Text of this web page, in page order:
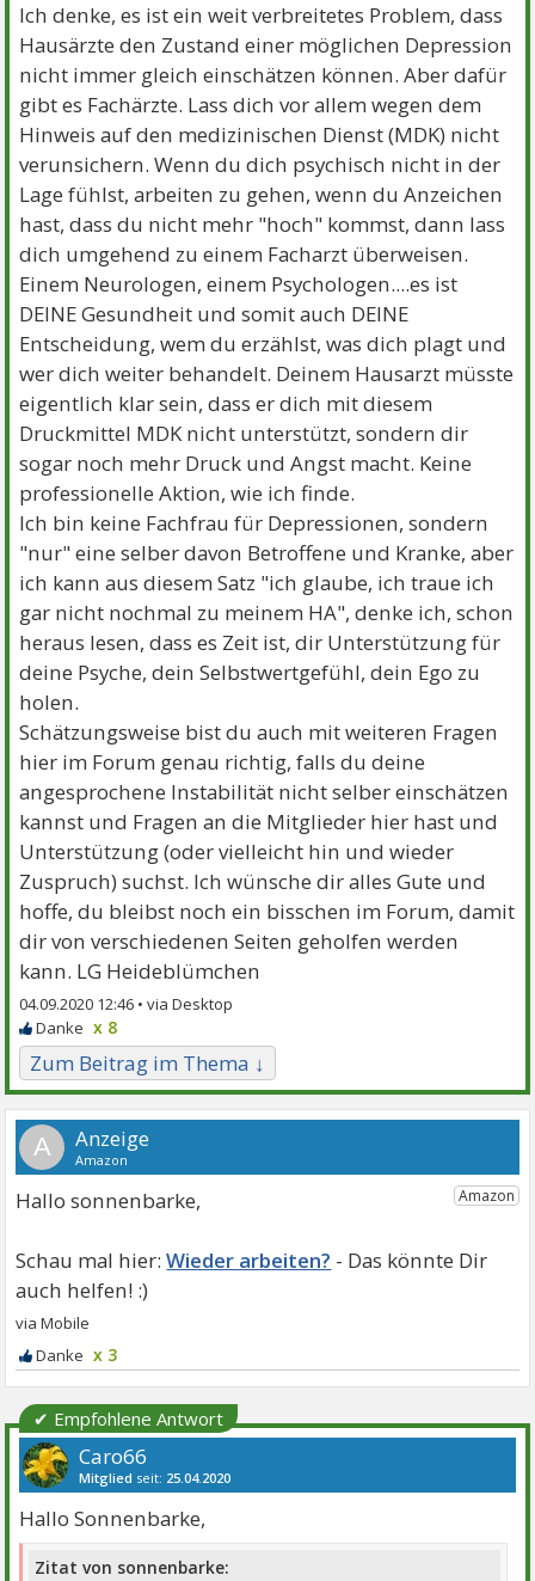
Ich denke, es ist ein weit verbreitetes Problem, dass
Hausärzte den Zustand einer möglichen Depression
nicht immer gleich einschätzen können. Aber dafür
gibt es Fachärzte. Lass dich vor allem wegen dem
Hinweis auf den medizinischen Dienst (MDK) nicht
verunsichern. Wenn du dich psychisch nicht in der
Lage fühlst, arbeiten zu gehen, wenn du Anzeichen
hast, dass du nicht mehr "hoch" kommst, dann lass
dich umgehend zu einem Facharzt überweisen.
Einem Neurologen, einem Psychologen....es ist
DEINE Gesundheit und somit auch DEINE
Entscheidung, wem du erzählst, was dich plagt und
wer dich weiter behandelt. Deinem Hausarzt müsste
eigentlich klar sein, dass er dich mit diesem
Druckmittel MDK nicht unterstützt, sondern dir
sogar noch mehr Druck und Angst macht. Keine
professionelle Aktion, wie ich finde.
Ich bin keine Fachfrau für Depressionen, sondern
"nur" eine selber davon Betroffene und Kranke, aber
ich kann aus diesem Satz "ich glaube, ich traue ich
gar nicht nochmal zu meinem HA", denke ich, schon
heraus lesen, dass es Zeit ist, dir Unterstützung für
deine Psyche, dein Selbstwertgefühl, dein Ego zu
holen.
Schätzungsweise bist du auch mit weiteren Fragen
hier im Forum genau richtig, falls du deine
angesprochene Instabilität nicht selber einschätzen
kannst und Fragen an die Mitglieder hier hast und
Unterstützung (oder vielleicht hin und wieder
Zuspruch) suchst. Ich wünsche dir alles Gute und
hoffe, du bleibst noch ein bisschen im Forum, damit
dir von verschiedenen Seiten geholfen werden
kann. LG Heideblümchen
04.09.2020 12:46 •
x 8
Zum Beitrag im Thema ↓
A
Hallo sonnenbarke,
Wieder arbeiten?
x 3
✔ Empfohlene Antwort
Caro66
Mitglied seit: 25.04.2020
Hallo Sonnenbarke,
Zitat von sonnenbarke: